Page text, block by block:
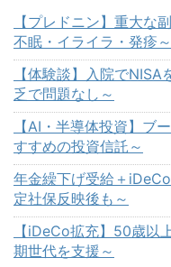
【プレドニン】重大な
不眠・イライラ・発疹～
【体験談】入院で
乏で問題なし～
【AI・半導体投資】ブ
すすめの投資信託～
年金繰下げ受給＋
定社保反映後も～
【iDeCo拡充】50歳以
期世代を支援～